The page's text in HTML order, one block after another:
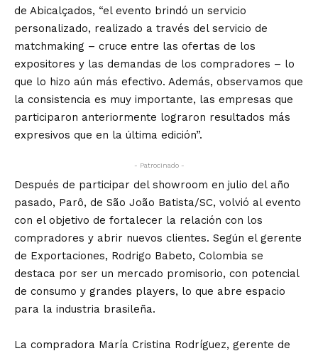
de Abicalçados, “el evento brindó un servicio
personalizado, realizado a través del servicio de
matchmaking – cruce entre las ofertas de los
expositores y las demandas de los compradores – lo
que lo hizo aún más efectivo. Además, observamos que
la consistencia es muy importante, las empresas que
participaron anteriormente lograron resultados más
expresivos que en la última edición”.
- Patrocinado -
Después de participar del showroom en julio del año
pasado, Parô, de São João Batista/SC, volvió al evento
con el objetivo de fortalecer la relación con los
compradores y abrir nuevos clientes. Según el gerente
de Exportaciones, Rodrigo Babeto, Colombia se
destaca por ser un mercado promisorio, con potencial
de consumo y grandes players, lo que abre espacio
para la industria brasileña.
La compradora María Cristina Rodríguez, gerente de